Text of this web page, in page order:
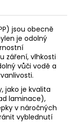
jsou obecně
je odolný
záření, vlhkosti
vůči vodě a
jako je kvalita
laminace),
v náročných
vyblednutí